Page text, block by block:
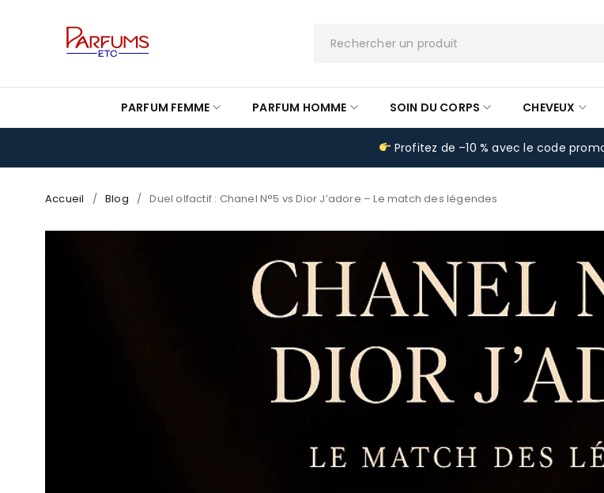
PARFUM FEMME PARFUM HOMME SOIN DU CORPS CHEVEUX
Profitez de –10 % avec le code
Accueil / Blog / Duel olfactif : Chanel N°5 vs Dior J’adore – Le match des légendes